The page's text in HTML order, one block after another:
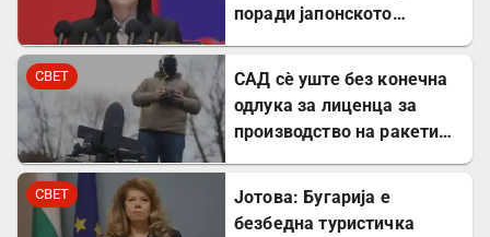
поради јапонското
СВЕТ
САД сè уште без конечна
одлука за лиценца за
производство на ракети
СВЕТ
Јотова: Бугарија е
безбедна туристичка